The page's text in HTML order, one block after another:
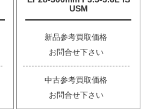
USM
新品参考買取価格
お問合せ下さい
中古参考買取価格
お問合せ下さい